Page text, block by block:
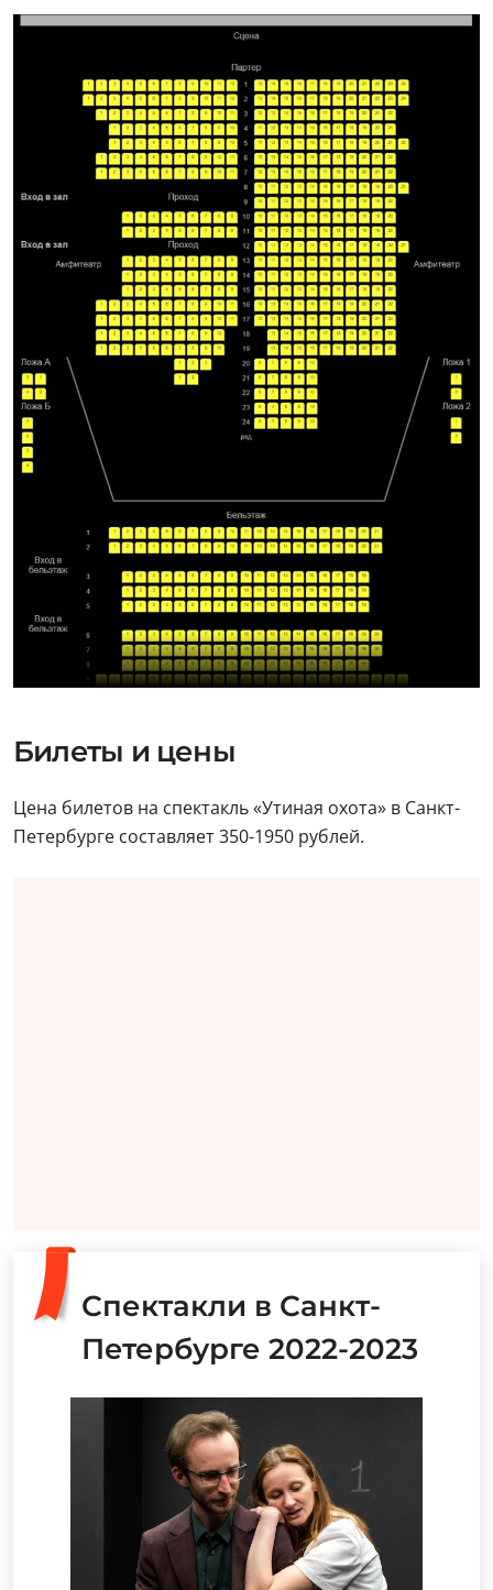
Билеты и цены
Цена билетов на спектакль «Утиная охота» в Санкт-
Петербурге составляет 350-1950 рублей.
Спектакли в Санкт-
Петербурге 2022-2023